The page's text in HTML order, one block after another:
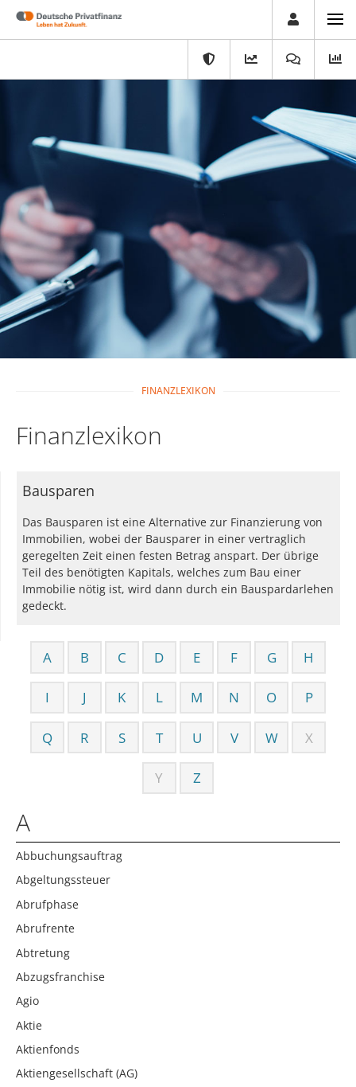
FINANZLEXIKON
Finanzlexikon
A B C D E F G H
I J K L M N O P
Q R S T U V W X
Y Z
A
Abbuchungsauftrag
Abgeltungssteuer
Abrufphase
Abrufrente
Abtretung
Abzugsfranchise
Agio
Aktie
Aktienfonds
Aktiengesellschaft (AG)
Bausparen
Das Bausparen ist eine Alternative zur Finanzierung von
Immobilien, wobei der Bausparer in einer vertraglich
geregelten Zeit einen festen Betrag anspart. Der übrige
Teil des benötigten Kapitals, welches zum Bau einer
Immobilie nötig ist, wird dann durch ein Bauspardarlehen
gedeckt.